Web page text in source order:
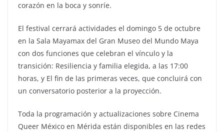
corazón en la boca y sonríe.
El festival cerrará actividades el domingo 5 de octubre
en la Sala Mayamax del Gran Museo del Mundo Maya
con dos funciones que celebran el vínculo y la
transición: Resiliencia y familia elegida, a las 17:00
horas, y El fin de las primeras veces, que concluirá con
un conversatorio posterior a la proyección.
Toda la programación y actualizaciones sobre Cinema
Queer México en Mérida están disponibles en las redes